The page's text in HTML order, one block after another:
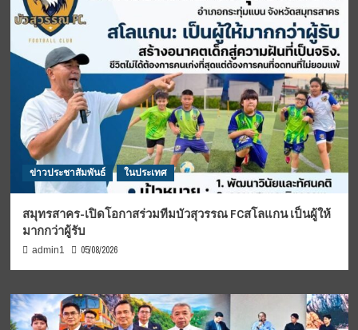
ข่าวประชาสัมพันธ์ ในประเทศ
สมุทรสาคร-เปิดโอกาสร่วมทีมบัวสุวรรณ FCสโลแกน เป็นผู้ให้
มากกว่าผู้รับ
admin1 05/08/2026